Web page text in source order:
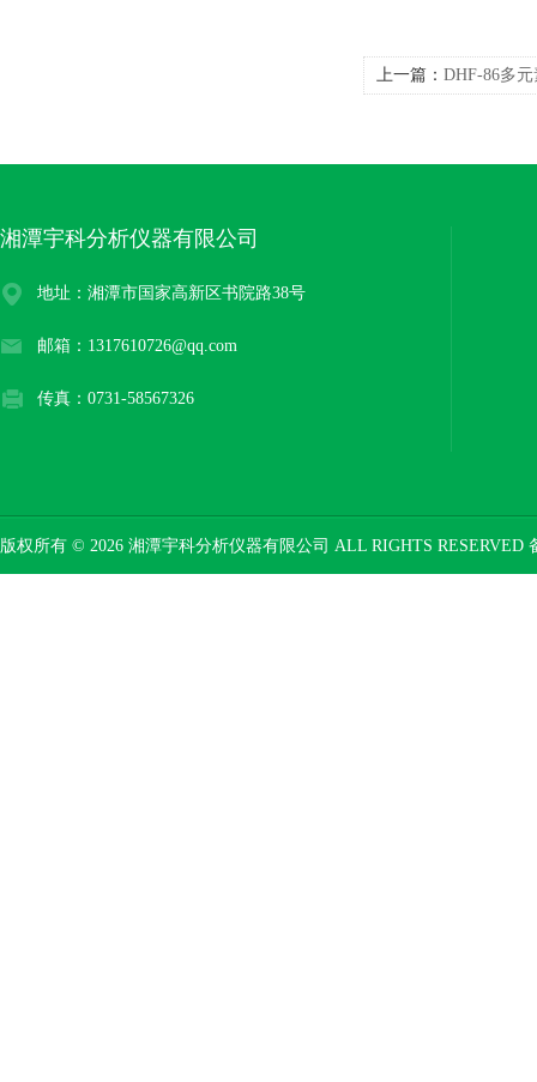
上一篇： DHF-86多
湘潭宇科分析仪器有限公司
地址：湘潭市国家高新区书院路38号
邮箱：1317610726@qq.com
传真：0731-58567326
版权所有 © 2026 湘潭宇科分析仪器有限公司 ALL RIGHTS RESERVED